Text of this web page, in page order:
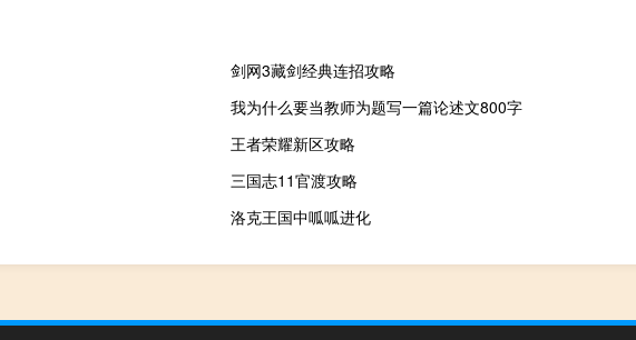
剑网3藏剑经典连招攻略
我为什么要当教师为题写一篇论述文800字
王者荣耀新区攻略
三国志11官渡攻略
洛克王国中呱呱进化